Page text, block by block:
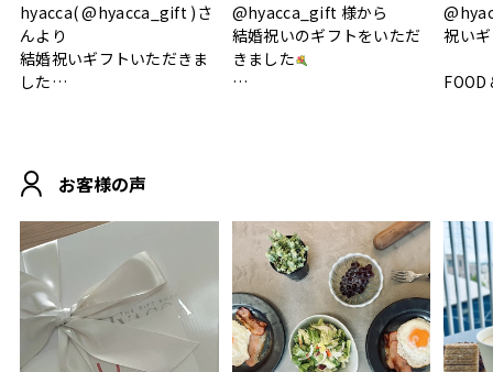
hyacca( @hyacca_gift )さ
んより
結婚祝いギフトいただきま
した
おうちカフェもお洒落にな
って嬉しい𖠚 ⡱
.
#hyacca #結婚祝い
@hyacca_gift 様から
結婚祝いのギフトをいただ
きました
素敵なギフトを
ありがとうございました
#hyacca #結婚祝い
#お祝い #プレゼント
祝い
FOOD
真っ
いい
#結婚
淡色
結婚
色イ
お客様の声